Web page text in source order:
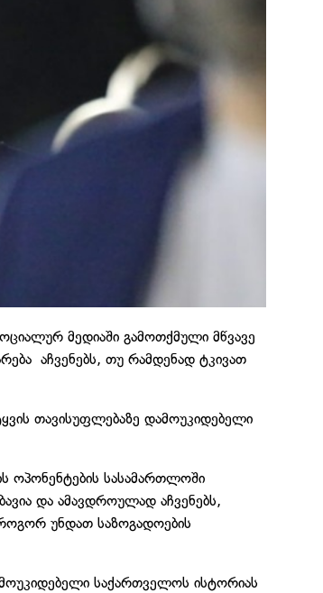
მედიაში გამოთქმული მწვავე
აჩვენებს, თუ რამდენად ტკივათ
თავისუფლებაზე დამოუკიდებელი
ოპონენტების სასამართლოში
და ამავდროულად აჩვენებს,
როგორ უნდათ საზოგადოების
საქართველოს ისტორიას